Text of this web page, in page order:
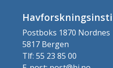
Postboks 1870 Nordnes
5817 Bergen
Tlf: 55 23 85 00